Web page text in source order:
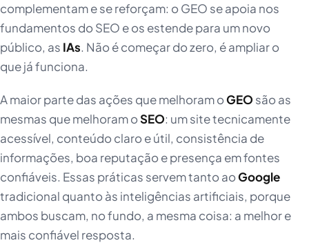
complementam e se reforçam: o GEO se apoia nos
fundamentos do SEO e os estende para um novo
público, as IAs. Não é começar do zero, é ampliar o
que já funciona.
A maior parte das ações que melhoram oGEO são as
mesmas que melhoram oSEO: um site tecnicamente
acessível, conteúdo claro e útil, consistência de
informações, boa reputação e presença em fontes
confiáveis. Essas práticas servem tanto aoGoogle
tradicional quanto às inteligências artificiais, porque
ambos buscam, no fundo, a mesma coisa: a melhor e
mais confiável resposta.